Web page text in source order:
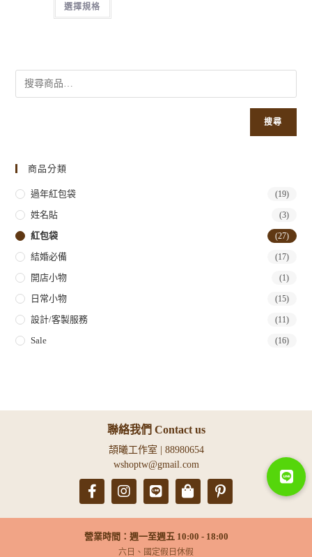
選擇規格
搜尋
商品分類
過年紅包袋 (19)
姓名貼 (3)
紅包袋 (27)
結婚必備 (17)
開店小物 (1)
日常小物 (15)
設計/客製服務 (11)
Sale (16)
聯絡我們 Contact us
頡曦工作室 | 88980654
wshoptw@gmail.com
營業時間：週一至週五 10:00 - 18:00
六日、國定假日休假